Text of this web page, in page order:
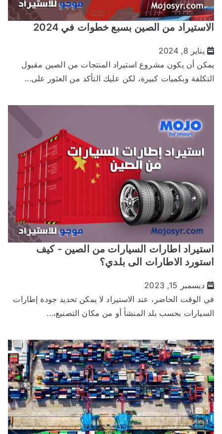
من الصين بسبع خطوات في 2024
يناير 8, 2024
أن يكون مشروع استيراد المنتجات من الصين مقبول
وبكميات كبيرة، لكن عليك التأكد من العثور على...
اطارات السيارات من الصين - كيف
الاطارات الى بلدي؟
ديسمبر 15, 2023
الوقت الحاضر، عند الاستيراد لا يمكن تحديد جودة إطارات
بحسب بلد المنشأ أو من مكان التصنيع،...